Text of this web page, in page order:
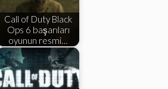
Call of Duty Black
Ops 6 başarıları
oyunun resmi…